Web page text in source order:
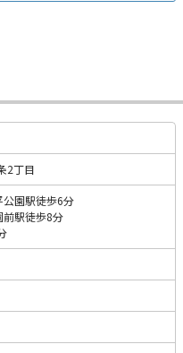
2丁目
園駅徒歩6分
前駅徒歩8分